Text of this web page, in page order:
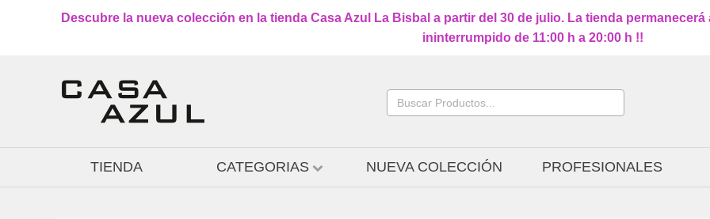
Descubre la nueva colección en la tienda Casa Azul La Bisbal a partir del 30 de julio. La tienda
ininterrumpido de 11:00 h a 20:00 h !!
Buscar:
TIENDA CATEGORIAS NUEVA COLECCIÓN PROFESIONALES